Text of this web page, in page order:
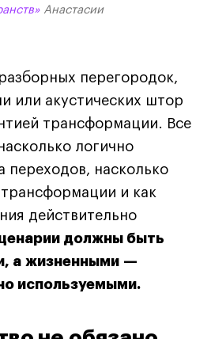
Анастасии
перегородок,
или акустических штор
трансформации. Все
логично
переходов, насколько
и как
действительно
должны быть
а жизненными —
используемыми.